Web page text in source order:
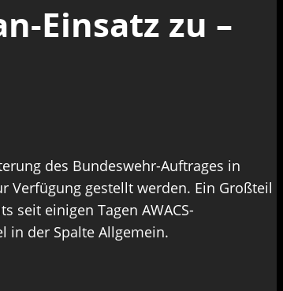
Einsatz zu –
des Bundeswehr-Auftrages in
Verfügung gestellt werden. Ein Großteil
seit einigen Tagen AWACS-
in der Spalte Allgemein.